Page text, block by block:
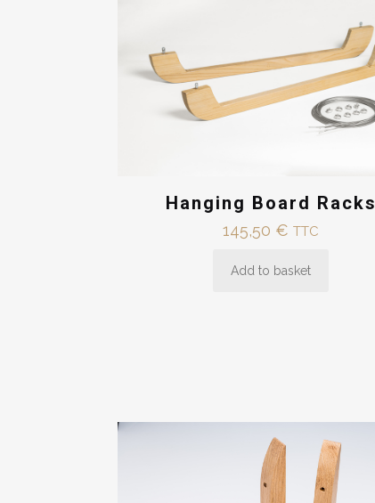
Hanging Board Racks
145,50 € TTC
Add to basket